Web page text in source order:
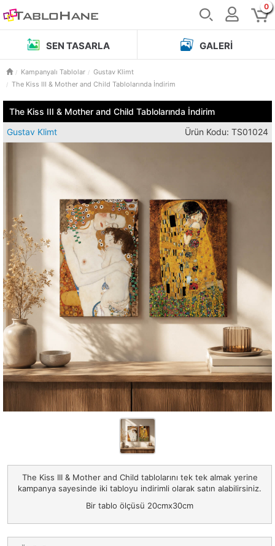
0
SEN TASARLA GALERI
Kampanyalı Tablolar
Gustav Klimt
The Kiss III & Mother and Child Tablolarında İndirim
The Kiss III & Mother and Child Tablolarında İndirim
Gustav Klimt
Ürün Kodu: TS01024
The Kiss III & Mother and Child tablolarını tek tek almak yerine
kampanya sayesinde iki tabloyu indirimli olarak satın alabilirsiniz.
Bir tablo ölçüsü 20cmx30cm